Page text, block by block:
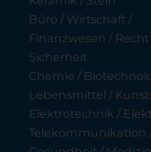
Büro / Wirtschaft /
Finanzwesen / Recht
Sicherheit
Chemie /
Lebensmittel /
Elektrotechnik /
Telekommunikation